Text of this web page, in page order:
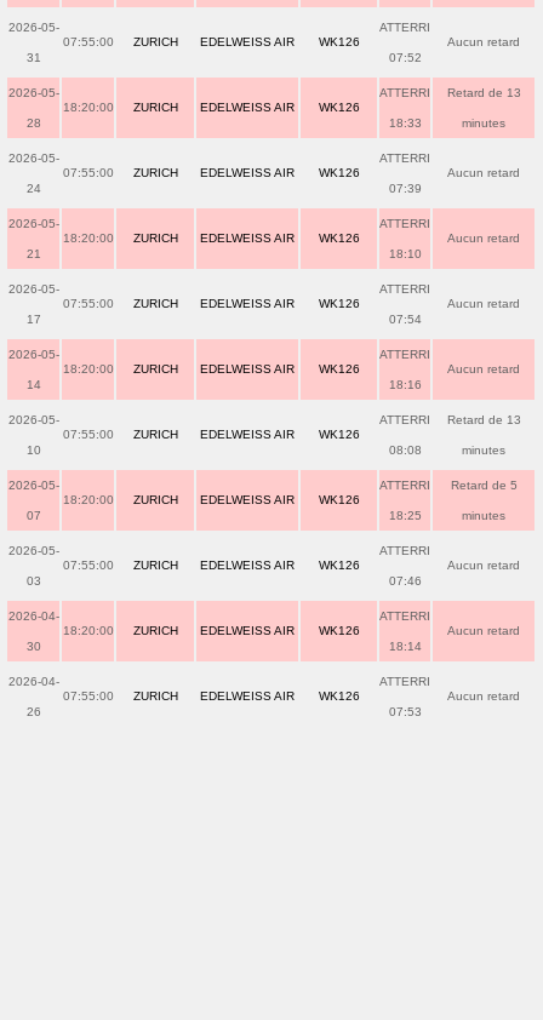
2026-05-
31
07:55:00 ZURICH EDELWEISS AIR WK126
ATTERRI
07:52
Aucun retard
2026-05-
28
18:20:00 ZURICH EDELWEISS AIR WK126
ATTERRI
18:33
Retard de 13
minutes
2026-05-
24
07:55:00 ZURICH EDELWEISS AIR WK126
ATTERRI
07:39
Aucun retard
2026-05-
21
18:20:00 ZURICH EDELWEISS AIR WK126
ATTERRI
18:10
Aucun retard
2026-05-
17
07:55:00 ZURICH EDELWEISS AIR WK126
ATTERRI
07:54
Aucun retard
2026-05-
14
18:20:00 ZURICH EDELWEISS AIR WK126
ATTERRI
18:16
Aucun retard
2026-05-
10
07:55:00 ZURICH EDELWEISS AIR WK126
ATTERRI
08:08
Retard de 13
minutes
2026-05-
07
18:20:00 ZURICH EDELWEISS AIR WK126
ATTERRI
18:25
Retard de 5
minutes
2026-05-
03
07:55:00 ZURICH EDELWEISS AIR WK126
ATTERRI
07:46
Aucun retard
2026-04-
30
18:20:00 ZURICH EDELWEISS AIR WK126
ATTERRI
18:14
Aucun retard
2026-04-
26
07:55:00 ZURICH EDELWEISS AIR WK126
ATTERRI
07:53
Aucun retard